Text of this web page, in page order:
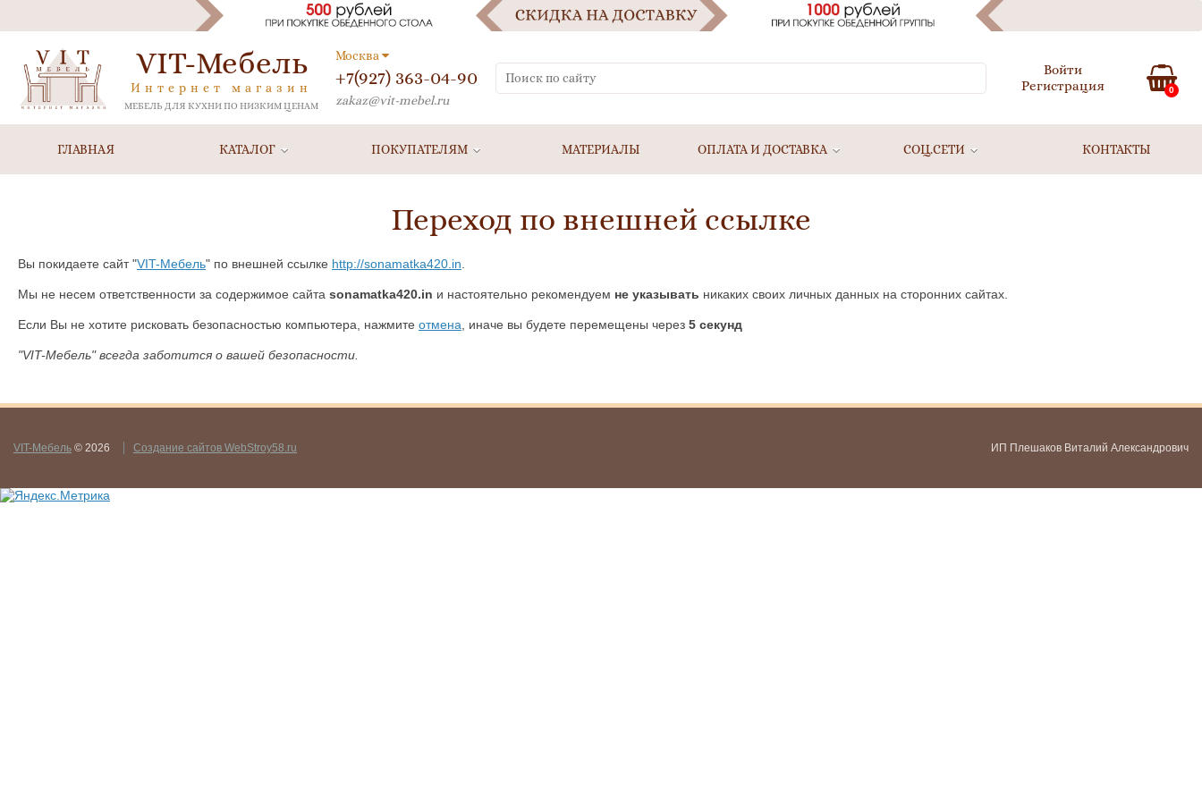
VIT-Мебель
Интернет магазин
МЕБЕЛЬ ДЛЯ КУХНИ ПО НИЗКИМ ЦЕНАМ
Москва
+7(927) 363-04-90
zakaz@vit-mebel.ru
Войти
Регистрация
0
ГЛАВНАЯ КАТАЛОГ ПОКУПАТЕЛЯМ МАТЕРИАЛЫ ОПЛАТА И ДОСТАВКА СОЦ.СЕТИ КОНТАКТЫ
Переход по внешней ссылке
Вы покидаете сайт "VIT-Мебель" по внешней ссылке http://sonamatka420.in
Мы не несем ответственности за содержимое сайта sonamatka420.in и настоятельно рекомендуем не указывать никаких своих личных данных на сторонних сайтах.
Если Вы не хотите рисковать безопасностью компьютера, нажмите отмена , иначе вы будете перемещены через 5 секунд
"VIT-Мебель" всегда заботится о вашей безопасности.
VIT-Мебель © 2026 Создание сайтов WebStroy58.ru ИП Плешаков Виталий Александрович